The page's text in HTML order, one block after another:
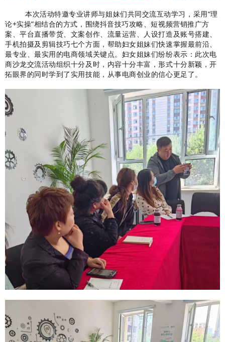
本次活动特邀专业讲师与姐妹们共同交流互动学习，采用“理
论+实操”相结合的方式，围绕抖音技巧攻略、短视频营销推广方
案、平台直播带货、文案创作、流量运营、人设打造及账号搭建、
手机拍摄及剪辑技巧七个方面，帮助妇女姐妹们快速掌握最前沿、
最专业、最实用的电商领域关键点。妇女姐妹们纷纷表示：此次电
商沙龙交流活动组织十分及时，内容十分丰富，形式十分新颖，开
拓眼界的同时学到了实用技能，从事电商创业的信心更足了。